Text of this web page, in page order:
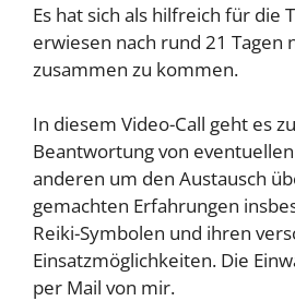
Es hat sich als hilfreich für die
erwiesen nach rund 21 Tagen
zusammen zu kommen.
In diesem Video-Call geht es
Beantwortung von
anderen um den Austausch
gemachten Erfahrungen
Reiki-Symbolen und ihren
Einsatzmöglichkeiten. Die
per Mail von mir.